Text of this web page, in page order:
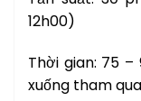
12h00)
Thời gian: 75
xuống tham